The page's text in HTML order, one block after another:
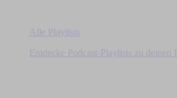
Alle Playlists
Entdecke Podcast-Playlists zu deinen